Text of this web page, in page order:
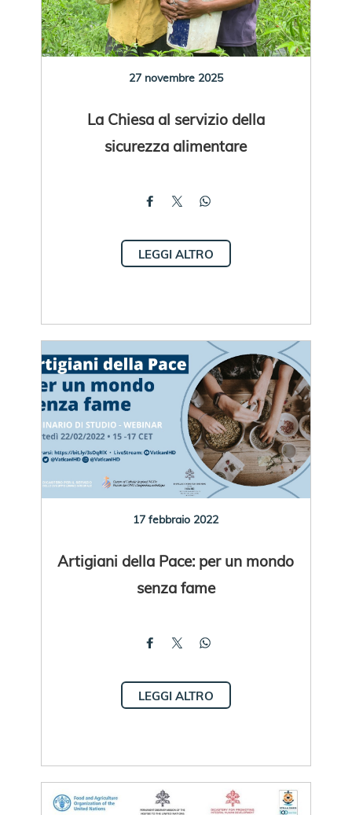
27 novembre 2025
La Chiesa al servizio della
sicurezza alimentare
LEGGI ALTRO
17 febbraio 2022
Artigiani della Pace: per un mondo
senza fame
LEGGI ALTRO